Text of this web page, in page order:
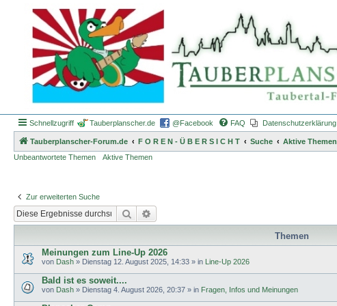
Schnellzugriff Tauberplanscher.de @Facebook FAQ Datenschutzerklärung
Tauberplanscher-Forum.de F O R E N - Ü B E R S I C H T Suche Aktive Themen
Unbeantwortete Themen
Aktive Themen
Zur erweiterten Suche
Suche
Themen
Meinungen zum Line-Up 2026
von Dash » Dienstag 12. August 2025, 14:33 » in Line-Up 2026
Bald ist es soweit....
von Dash » Dienstag 4. August 2026, 20:37 » in Fragen, Infos und Meinungen